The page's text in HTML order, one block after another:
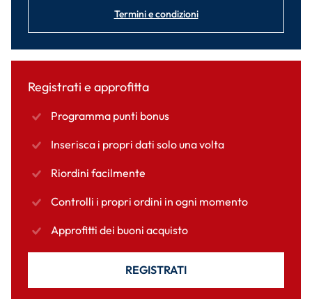
Termini e condizioni
Registrati e approfitta
Programma punti bonus
Inserisca i propri dati solo una volta
Riordini facilmente
Controlli i propri ordini in ogni momento
Approfitti dei buoni acquisto
REGISTRATI